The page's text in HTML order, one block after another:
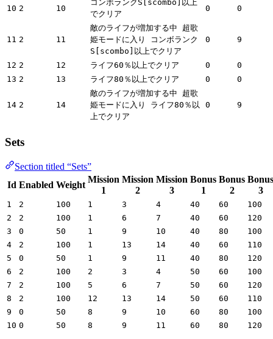
10 2 10
コンボランクS[scombo]以上
でクリア
0 0
11 2 11
敵のライフが増加する中 超歌
姫モードに入り コンボランク
S[scombo]以上でクリア
0 9
12 2 12 ライフ60％以上でクリア 0
0
13 2 13 ライフ80％以上でクリア 0 0
14 2 14
敵のライフが増加する中 超歌
姫モードに入り ライフ80％以
上でクリア
0 9
Sets
Section titled “Sets”
Id Enabled Weight
Mission
1
Mission
2
Mission
3
Bonus
1
Bonus
2
Bonus
3
1 2 100 1 3 4 40 60
100
2
2 100 1 6 7 40 60
120
3
0 50 1 9 10 40 80
100
4
2 100 1 13 14 40 60
110
5
0 50 1 9 11 40 80
120
6
2 100 2 3 4 50 60
100
7
2 100 5 6 7 50 60
120
8
2 100 12 13 14 50 60
110
9
0 50 8 9 10 60 80
100
10 0 50 8 9 11 60 80 120